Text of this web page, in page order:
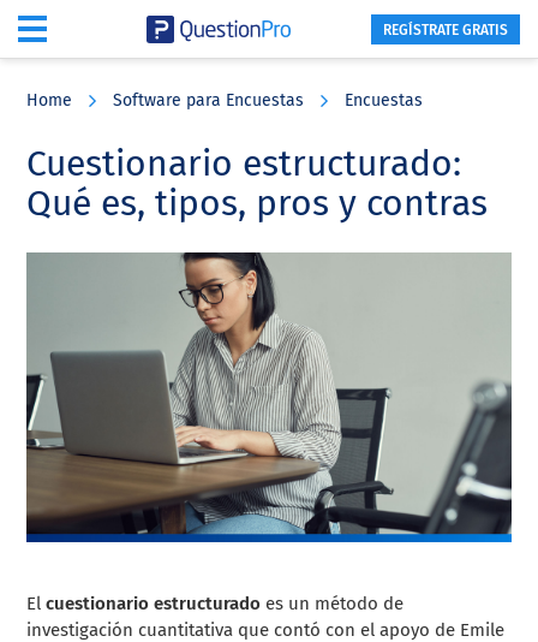
content
sidebar
REGÍSTRATE GRATIS
Home Software para Encuestas Encuestas
Cuestionario estructurado:
Qué es, tipos, pros y contras
Elcuestionario estructurado es un método de
investigación cuantitativa que contó con el apoyo de Emile